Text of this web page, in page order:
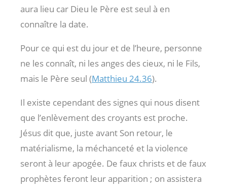
aura lieu car Dieu le Père est seul à en
connaître la date.
Pour ce qui est du jour et de l’heure, personne
ne les connaît, ni les anges des cieux, ni le Fils,
mais le Père seul (Matthieu 24.36).
Il existe cependant des signes qui nous disent
que l’enlèvement des croyants est proche.
Jésus dit que, juste avant Son retour, le
matérialisme, la méchanceté et la violence
seront à leur apogée. De faux christs et de faux
prophètes feront leur apparition ; on assistera